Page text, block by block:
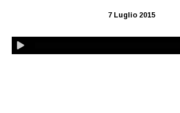
7 Luglio 2015